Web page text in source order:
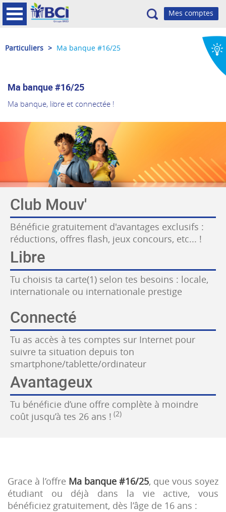
Recherche
Particuliers > Ma banque #16/25
Ma banque #16/25
Ma banque, libre et connectée !
Club Mouv'
Bénéficie gratuitement d'avantages exclusifs :
réductions, offres flash, jeux concours, etc... !
Libre
Tu choisis ta carte(1) selon tes besoins : locale,
internationale ou internationale prestige
Connecté
Tu as accès à tes comptes sur Internet pour
suivre ta situation depuis ton
smartphone/tablette/ordinateur
Avantageux
Tu bénéficie d’une offre complète à moindre
coût jusqu’à tes 26 ans ! (2)
Grace à l’offre Ma banque #16/25, que vous soyez
étudiant ou déjà dans la vie active, vous
bénéficiez gratuitement, dès l’âge de 16 ans :